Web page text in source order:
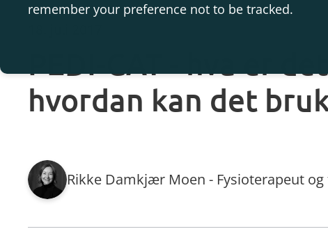
remember your preference not to be tracked.
PEDI-CAT - hva er
hvordan kan det
Rikke Damkjær Moen - Fysioterapeut